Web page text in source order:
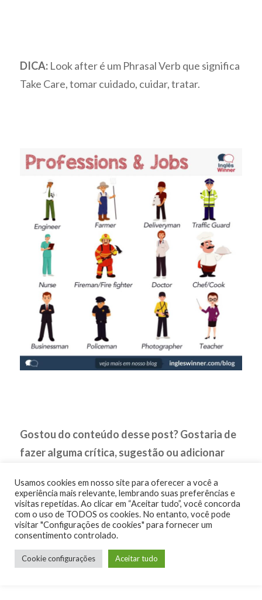
DICA: Look after é um Phrasal Verb que significa
Take Care, tomar cuidado, cuidar, tratar.
Gostou do conteúdo desse post? Gostaria de
fazer alguma crítica, sugestão ou adicionar
DEIXE SEU COMENTÁRIO ABAIXO!
Usamos cookies em nosso site para oferecer a você a
experiência mais relevante, lembrando suas preferências e
visitas repetidas. Ao clicar em “Aceitar tudo”, você concorda
com o uso de TODOS os cookies. No entanto, você pode
visitar "Configurações de cookies" para fornecer um
consentimento controlado.
Cookie configurações Aceitar tudo